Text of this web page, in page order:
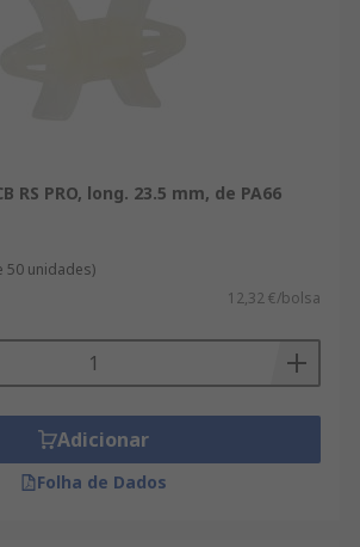
RS PRO, long. 23.5 mm, de PA66
50 unidades)
12,32 €/bolsa
Adicionar
Folha de Dados